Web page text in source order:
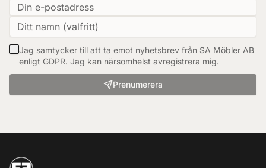
Jag samtycker till att ta emot nyhetsbrev från SA Möbler AB
enligt GDPR. Jag kan närsomhelst avregistrera mig.
Prenumerera